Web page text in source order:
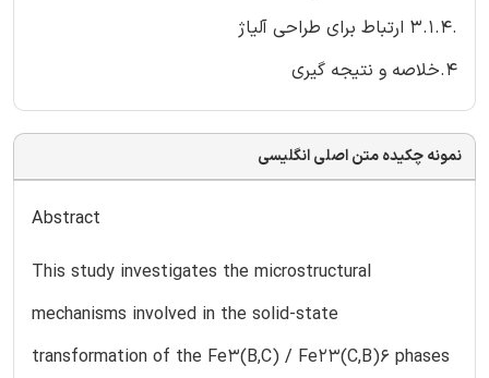
.3.1.4 ارتباط برای طراحی آلیاژ
4.خلاصه و نتیجه گیری
نمونه چکیده متن اصلی انگلیسی
Abstract
This study investigates the microstructural
mechanisms involved in the solid-state
transformation of the Fe3(B,C) / Fe23(C,B)6 phases